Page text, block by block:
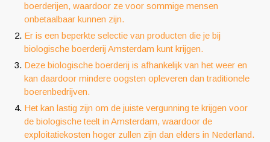
boerderijen, waardoor ze voor sommige mensen
onbetaalbaar kunnen zijn.
Er is een beperkte selectie van producten die je bij
biologische boerderij Amsterdam kunt krijgen.
Deze biologische boerderij is afhankelijk van het weer en
kan daardoor mindere oogsten opleveren dan traditionele
boerenbedrijven.
Het kan lastig zijn om de juiste vergunning te krijgen voor
de biologische teelt in Amsterdam, waardoor de
exploitatiekosten hoger zullen zijn dan elders in Nederland.